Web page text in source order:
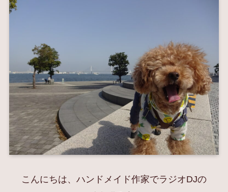
こんにちは、ハンドメイド作家でラジオDJの